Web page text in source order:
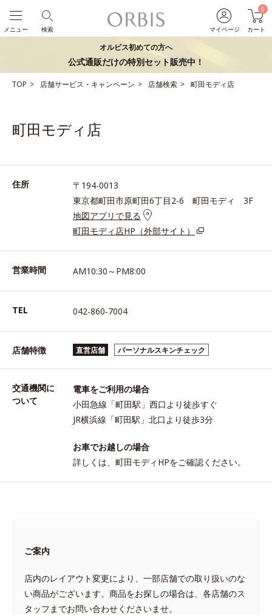
マイページ
0
カート
検索
メニュー
オルビス初めての方へ
公式通販だけの特別セット販売中！
TOP 店舗サービス・キャンペーン 店舗検索 町田モディ店
町田モディ店
住所
〒194-0013
東京都町田市原町田6丁目2-6 町田モディ 3F
地図アプリで見る
町田モディ店HP（外部サイト）
営業時間 AM10:30～PM8:00
TEL 042-860-7004
店舗特徴 直営店舗 パーソナルスキンチェック
交通機関に
ついて
電車をご利用の場合
小田急線「町田駅」西口より徒歩すぐ
JR横浜線「町田駅」北口より徒歩3分
お車でお越しの場合
詳しくは、町田モディHPをご確認ください。
ご案内
店内のレイアウト変更により、一部店舗での取り扱いのな
い商品がございます。商品をお探しの場合は、各店舗のス
タッフまでお問い合わせくださいませ。